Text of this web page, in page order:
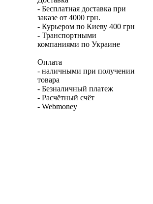
- Бесплатная доставка при
заказе от 4000 грн.
- Курьером по Киеву 400 грн
- Транспортными
компаниями по Украине
Оплата
- наличными при получении
товара
- Безналичный платеж
- Расчётный счёт
- Webmoney